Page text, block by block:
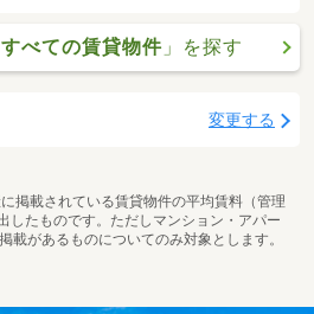
すべての賃貸物件 」を探す
変更する
掲載されている賃貸物件の平均賃料（管理
したものです。ただしマンション・アパー
載があるものについてのみ対象とします。